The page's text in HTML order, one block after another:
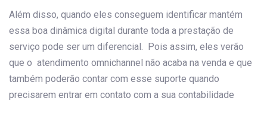
Além disso, quando eles conseguem identificar mantém
essa boa dinâmica digital durante toda a prestação de
serviço pode ser um diferencial. Pois assim, eles verão
que o atendimento omnichannel não acaba na venda e que
também poderão contar com esse suporte quando
precisarem entrar em contato com a sua contabilidade